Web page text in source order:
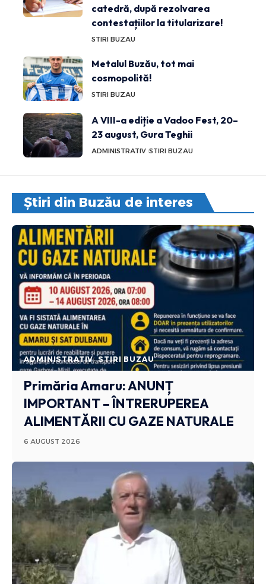
catedră, după rezolvarea
contestațiilor la titularizare!
STIRI BUZAU
Metalul Buzău, tot mai
cosmopolită!
STIRI BUZAU
A VIII-a ediție a Vadoo Fest, 20–
23 august, Gura Teghii
ADMINISTRATIV STIRI BUZAU
Știri din Buzău de interes
ADMINISTRATIV STIRI BUZAU
Primăria Amaru: ANUNȚ
IMPORTANT – ÎNTRERUPEREA
ALIMENTĂRII CU GAZE NATURALE
6 AUGUST 2026